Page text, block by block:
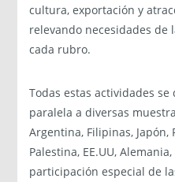
cultura, exportación y
relevando necesidades de
cada rubro.
Todas estas actividades
paralela a diversas
Argentina, Filipinas, Japón,
Palestina, EE.UU,
participación especial de